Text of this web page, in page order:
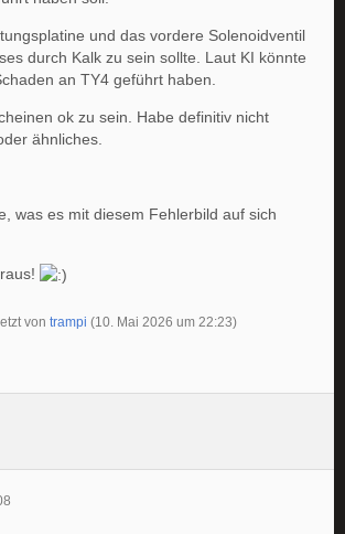
und das vordere Solenoidventil
durch Kalk zu sein sollte. Laut KI könnte
an TY4 geführt haben.
ok zu sein. Habe definitiv nicht
ähnliches.
was es mit diesem Fehlerbild auf sich
von trampi (10. Mai 2026 um 22:23)